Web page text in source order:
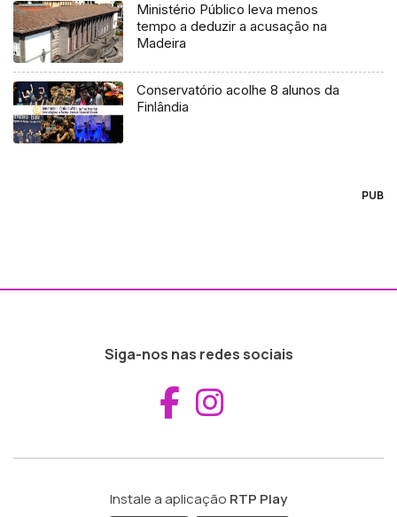
Ministério Público leva menos
tempo a deduzir a acusação na
Madeira
Conservatório acolhe 8 alunos da
Finlândia
PUB
Siga-nos nas redes sociais
Aceder ao
Instale a aplicação RTP Play